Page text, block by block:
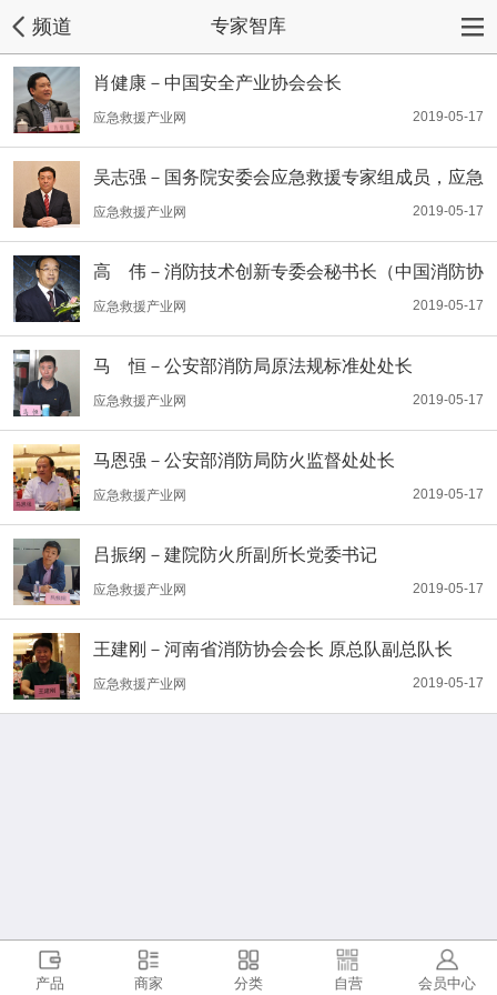
频道 专家智库
肖健康－中国安全产业协会会长
2019-05-17
应急救援产业网
吴志强－国务院安委会应急救援专家组成员，应急
管理部灭火救援专家组成员，中国消防协会常务理
事
2019-05-17
应急救援产业网
高 伟－消防技术创新专委会秘书长（中国消防协
会原秘书长）
2019-05-17
应急救援产业网
马 恒－公安部消防局原法规标准处处长
2019-05-17
应急救援产业网
马恩强－公安部消防局防火监督处处长
2019-05-17
应急救援产业网
吕振纲－建院防火所副所长党委书记
2019-05-17
应急救援产业网
王建刚－河南省消防协会会长 原总队副总队长
2019-05-17
应急救援产业网
产品 商家 分类 自营 会员中心